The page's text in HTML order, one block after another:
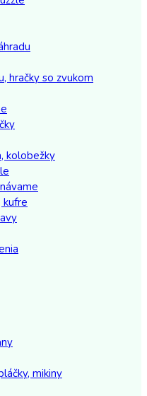
hračky so zvukom
kolobežky
kufre
mikiny